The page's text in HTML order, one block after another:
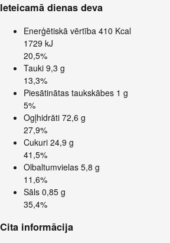
Ieteicamā dienas deva
Enerģētiskā vērtība 410 Kcal
1729 kJ
20,5%
Tauki 9,3 g
13,3%
Piesātinātas taukskābes 1 g
5%
Ogļhidrāti 72,6 g
27,9%
Cukuri 24,9 g
41,5%
Olbaltumvielas 5,8 g
11,6%
Sāls 0,85 g
35,4%
Cita informācija